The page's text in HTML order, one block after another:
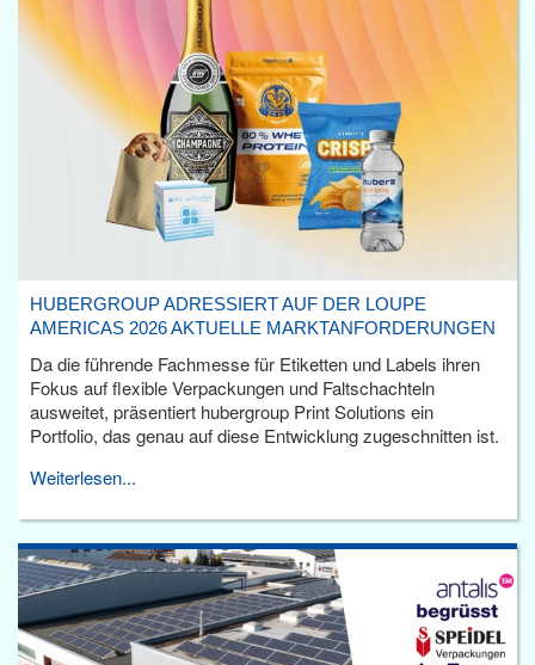
HUBERGROUP ADRESSIERT AUF DER LOUPE
AMERICAS 2026 AKTUELLE MARKTANFORDERUNGEN
Da die führende Fachmesse für Etiketten und Labels ihren
Fokus auf flexible Verpackungen und Faltschachteln
ausweitet, präsentiert hubergroup Print Solutions ein
Portfolio, das genau auf diese Entwicklung zugeschnitten ist.
Weiterlesen...